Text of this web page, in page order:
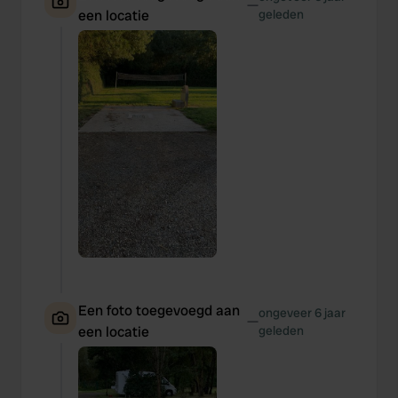
may combine it with other information that you’ve
provided to them or that they’ve collected from your use
of their services.
een locatie
—geleden
Een foto toegevoegd aan
een locatie
—ongeveer 6 jaar
geleden